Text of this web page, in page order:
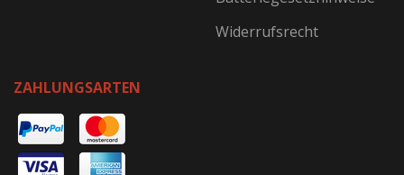
Widerrufsrecht
ZAHLUNGSARTEN